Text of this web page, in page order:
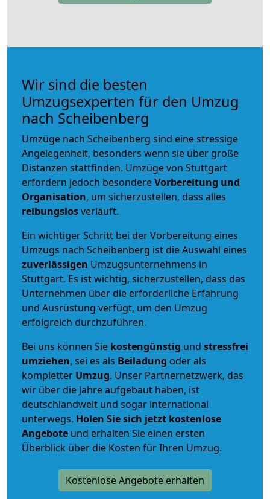
Wir sind die besten
Umzugsexperten für den Umzug
nach Scheibenberg
Umzüge nach Scheibenberg sind eine stressige
Angelegenheit, besonders wenn sie über große
Distanzen stattfinden. Umzüge von Stuttgart
erfordern jedoch besondereVorbereitung und
Organisation, um sicherzustellen, dass alles
reibungslosverläuft.
Ein wichtiger Schritt bei der Vorbereitung eines
Umzugs nach Scheibenberg ist die Auswahl eines
zuverlässigen Umzugsunternehmens in
Stuttgart. Es ist wichtig, sicherzustellen, dass das
Unternehmen über die erforderliche Erfahrung
und Ausrüstung verfügt, um den Umzug
erfolgreich durchzuführen.
Bei uns können Sie kostengünstig und stressfrei
umziehen, sei es als Beiladung oder als
kompletter Umzug. Unser Partnernetzwerk, das
wir über die Jahre aufgebaut haben, ist
deutschlandweit und sogar international
unterwegs. Holen Sie sich jetzt kostenlose
Angebote und erhalten Sie einen ersten
Überblick über die Kosten für Ihren Umzug.
Kostenlose Angebote erhalten